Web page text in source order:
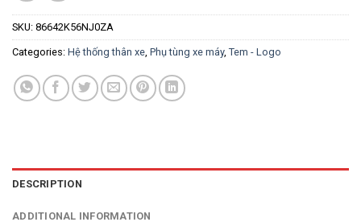
SKU: 86642K56NJ0ZA
Categories: Hệ thống thân xe, Phụ tùng xe máy, Tem - Logo
DESCRIPTION
ADDITIONAL INFORMATION